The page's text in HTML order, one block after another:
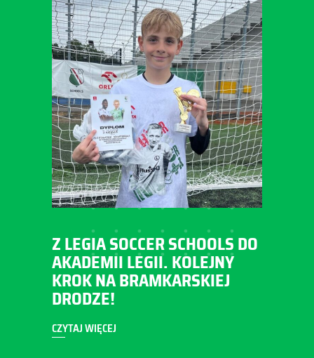
Z LEGIA SOCCER SCHOOLS DO
AKADEMII LEGII. KOLEJNY
KROK NA BRAMKARSKIEJ
DRODZE!
CZYTAJ WIĘCEJ